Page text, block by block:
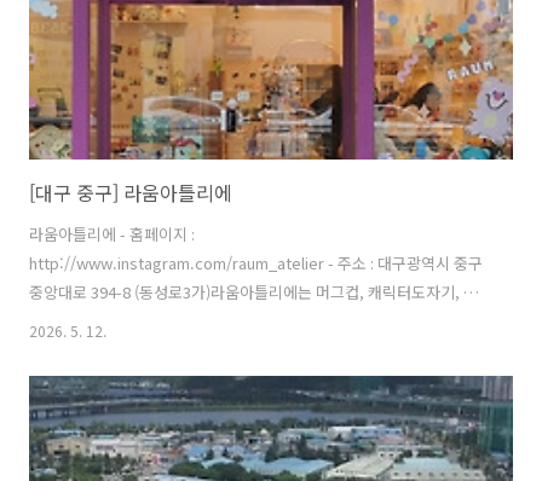
주 ..
[대구 중구] 라움아틀리에
라움아틀리에 - 홈페이지 :
http://www.instagram.com/raum_atelier - 주소 : 대구광역시 중구
중앙대로 394-8 (동성로3가)라움아틀리에는 머그컵, 캐릭터도자기, 캐
릭터 냄비받침, 유러피안 트레이 등 다양한 도자기를 만들어 볼 수 있는
후속 작업인 가마에서 굽는 과정은 공방에서 처리하고 약 4주가 지나서
수령하게 된다. 유리전사와 핸드페인팅의 체험을 할 수 있고 원데이클래
스도 운영하며 새로운 공간에서 도자기만들기 이색 체험을 할 수 있는 장
소이다. 체험을 같이하여 유대감 형성에 도움을 주고자 하는 부모님과 자
2026. 5. 12.